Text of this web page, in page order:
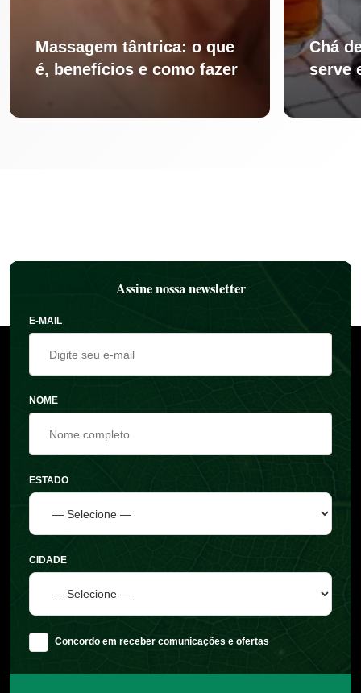
Massagem tântrica: o que
é, benefícios e como fazer
Chá
serve
Assine nossa newsletter
E-MAIL
NOME
ESTADO
CIDADE
Concordo em receber comunicações e ofertas